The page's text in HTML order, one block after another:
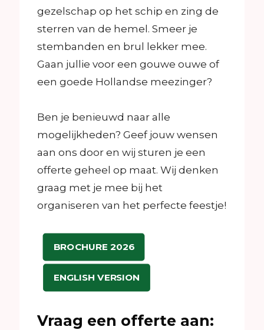
gezelschap op het schip en zing de
sterren van de hemel. Smeer je
stembanden en brul lekker mee.
Gaan jullie voor een gouwe ouwe of
een goede Hollandse meezinger?
Ben je benieuwd naar alle
mogelijkheden? Geef jouw wensen
aan ons door en wij sturen je een
offerte geheel op maat. Wij denken
graag met je mee bij het
organiseren van het perfecte feestje!
BROCHURE 2026
ENGLISH VERSION
Vraag een offerte aan: